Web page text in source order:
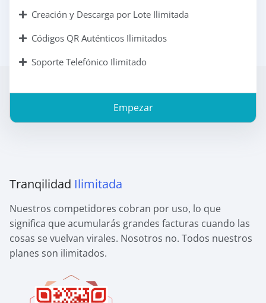
Creación y Descarga por Lote Ilimitada
Códigos QR Auténticos Ilimitados
Soporte Telefónico Ilimitado
Empezar
Tranqilidad Ilimitada
Nuestros competidores cobran por uso, lo que
significa que acumularás grandes facturas cuando las
cosas se vuelvan virales. Nosotros no. Todos nuestros
planes son ilimitados.